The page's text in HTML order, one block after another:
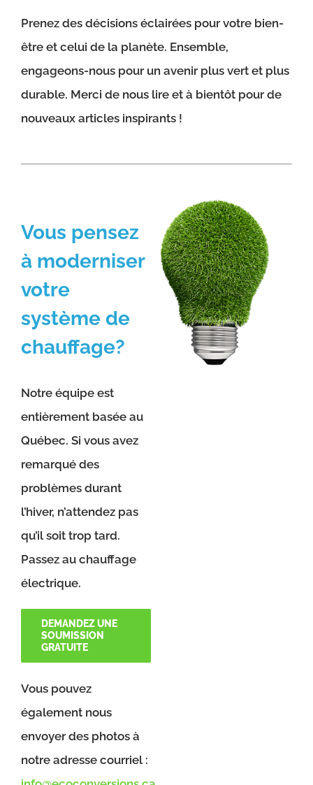
Prenez des décisions éclairées pour votre bien-
être et celui de la planète. Ensemble,
engageons-nous pour un avenir plus vert et plus
durable. Merci de nous lire et à bientôt pour de
nouveaux articles inspirants !
Vous pensez
à moderniser
votre
système de
chauffage?
Notre équipe est
entièrement basée au
Québec. Si vous avez
remarqué des
problèmes durant
l’hiver, n’attendez pas
qu’il soit trop tard.
Passez au chauffage
électrique.
DEMANDEZ UNE
SOUMISSION
GRATUITE
Vous pouvez
également nous
envoyer des photos à
notre adresse courriel :